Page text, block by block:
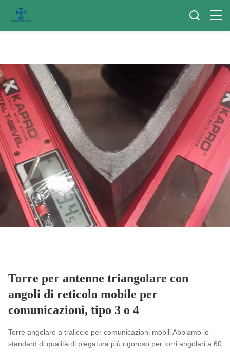
Torre per antenne triangolare con
angoli di reticolo mobile per
comunicazioni, tipo 3 o 4
Torre angolare a traliccio per comunicazioni mobili Abbiamo lo
standard di qualità di piegatura più rigoroso per torri angolari a 60